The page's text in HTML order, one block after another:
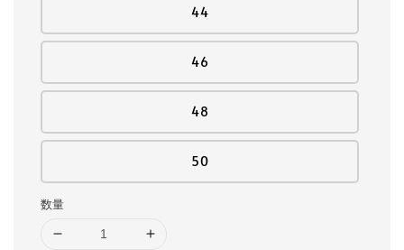
44
46
48
50
数量